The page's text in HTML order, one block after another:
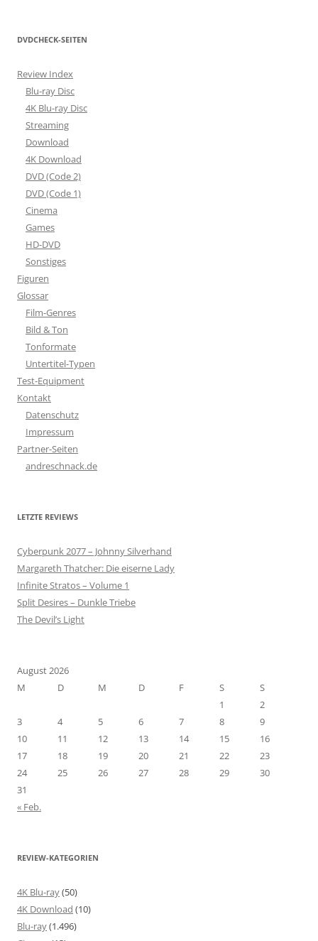
DVDCHECK-SEITEN
Review Index
Blu-ray Disc
4K Blu-ray Disc
Streaming
Download
4K Download
DVD (Code 2)
DVD (Code 1)
Cinema
Games
HD-DVD
Sonstiges
Figuren
Glossar
Film-Genres
Bild & Ton
Tonformate
Untertitel-Typen
Test-Equipment
Kontakt
Datenschutz
Impressum
Partner-Seiten
andreschnack.de
LETZTE REVIEWS
Cyberpunk 2077 – Johnny Silverhand
Margareth Thatcher: Die eiserne Lady
Infinite Stratos – Volume 1
Split Desires – Dunkle Triebe
The Devil’s Light
August 2026
M
D M D F S
S
1
2
3
4 5 6 7 8
9
10
11 12 13 14 15
16
17
18 19 20 21 22
23
24
25 26 27 28 29
30
31
« Feb.
REVIEW-KATEGORIEN
4K Blu-ray(50)
4K Download (10)
Blu-ray(1.496)